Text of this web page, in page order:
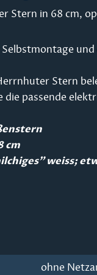
Stern in 68 cm,
Stern
die passende
cm
weiss;
ohne